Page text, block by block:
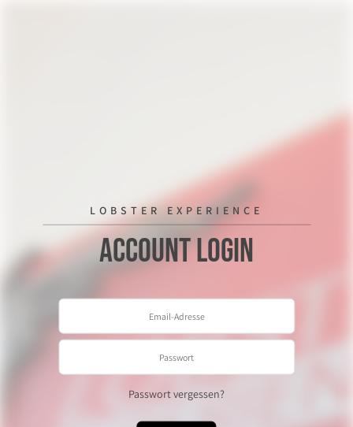
LOBSTER EXPERIENCE
Account Login
Passwort vergessen?